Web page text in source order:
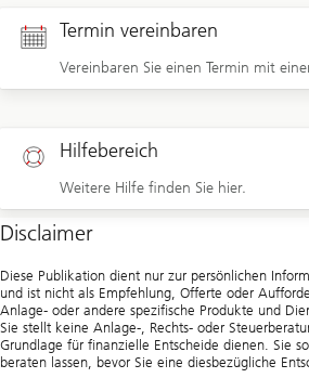
Termin vereinbaren
Vereinbaren Sie einen Termin mit
Hilfebereich
Weitere Hilfe finden Sie hier.
Disclaimer
Diese Publikation dient nur zur persönlichen
und ist nicht als Empfehlung, Offerte oder
Anlage- oder andere spezifische Produkte und
Sie stellt keine Anlage-, Rechts- oder
Grundlage für finanzielle Entscheide dienen. Sie
beraten lassen, bevor Sie eine diesbezügliche